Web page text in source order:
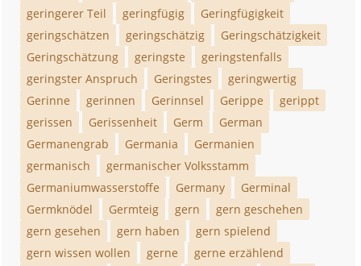
geringerer Teil
geringfügig
Geringfügigkeit
geringschätzen
geringschätzig
Geringschätzigkeit
Geringschätzung
geringste
geringstenfalls
geringster Anspruch
Geringstes
geringwertig
Gerinne
gerinnen Gerinnsel Gerippe
gerippt
gerissen
Gerissenheit Germ
German
Germanengrab
Germania
Germanien
germanisch
germanischer Volksstamm
Germaniumwasserstoffe
Germany
Germinal
Germknödel
Germteig gern
gern geschehen
gern gesehen
gern haben
gern spielend
gern wissen wollen
gerne
gerne erzählend